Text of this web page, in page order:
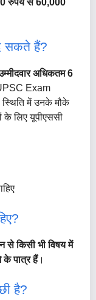
रुपये से 60,000
दे सकते हैं?
अधिकतम 6
Exam
स्थिति में उनके मौके
के लिए यूपीएससी
से किसी भी विषय में
के पात्र हैं।
है?